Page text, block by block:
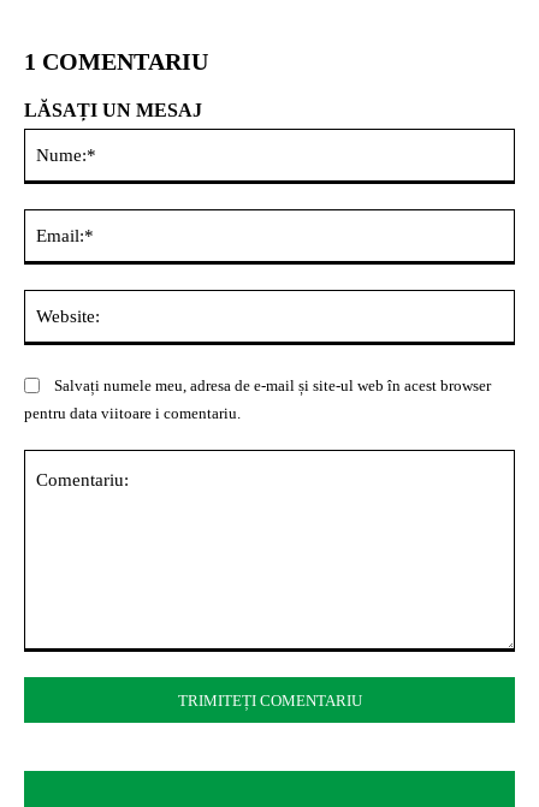
1 COMENTARIU
LĂSAȚI UN MESAJ
Salvați numele meu, adresa de e-mail și site-ul web în acest browser
pentru data viitoare i comentariu.